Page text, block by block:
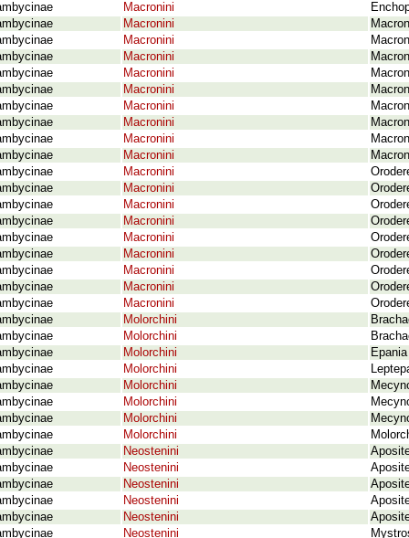
Macronini
Macronini
Macronini
Macronini
Macronini
Macronini
Macronini
Macronini
Macronini
Macronini
Macronini
Macronini
Macronini
Macronini
Macronini
Macronini
Macronini
Macronini
Macronini
Molorchini
Molorchini
Molorchini
Molorchini
Molorchini
Molorchini
Molorchini
Molorchini
Neostenini
Neostenini
Neostenini
Neostenini
Neostenini
Neostenini